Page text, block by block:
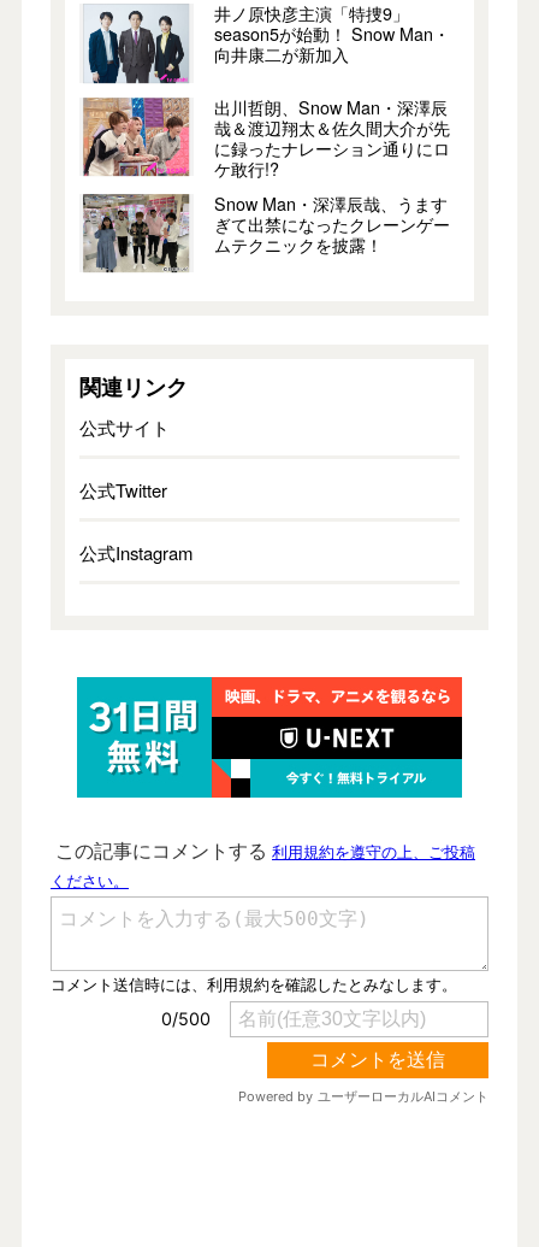
井ノ原快彦主演「特捜9」
season5が始動！ Snow Man・
向井康二が新加入
出川哲朗、Snow Man・深澤辰
哉＆渡辺翔太＆佐久間大介が先
に録ったナレーション通りにロ
ケ敢行!?
Snow Man・深澤辰哉、うます
ぎて出禁になったクレーンゲー
ムテクニックを披露！
関連リンク
公式サイト
公式Twitter
公式Instagram